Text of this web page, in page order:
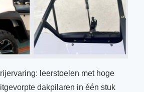
leerstoelen met hoge
dakpilaren in één stuk